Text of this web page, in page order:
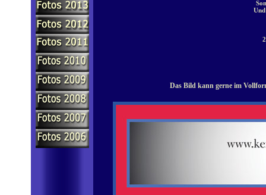
Das Bild kann gerne im